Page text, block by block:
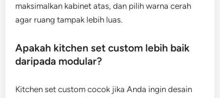
maksimalkan kabinet atas, dan pilih warna cerah
agar ruang tampak lebih luas.
Apakah kitchen set custom lebih baik
daripada modular?
Kitchen set custom cocok jika Anda ingin desain